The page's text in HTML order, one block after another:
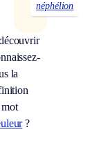
néphélion
la
?